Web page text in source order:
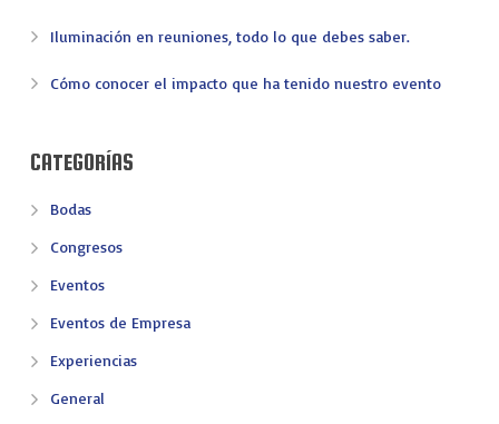
Iluminación en reuniones, todo lo que debes saber.
Cómo conocer el impacto que ha tenido nuestro evento
CATEGORÍAS
Bodas
Congresos
Eventos
Eventos de Empresa
Experiencias
General